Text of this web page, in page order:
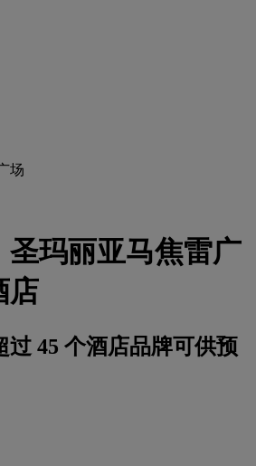
场
圣玛丽亚马焦雷广
店
过 45 个酒店品牌可供预